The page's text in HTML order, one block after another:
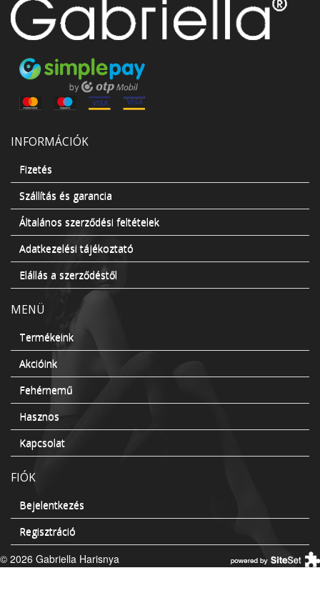
INFORMÁCIÓK
Fizetés
Szállítás és garancia
Általános szerződési feltételek
Adatkezelési tájékoztató
Elállás a szerződéstől
MENÜ
Termékeink
Akcióink
Fehérnemű
Hasznos
Kapcsolat
FIÓK
Bejelentkezés
Regisztráció
© 2026 Gabriella Harisnya